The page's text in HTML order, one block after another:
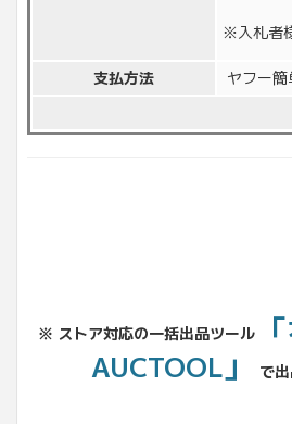
※入札者
支払方法 ヤフー
※ ストア対応の一括出品ツール
AUCTOOL」
で